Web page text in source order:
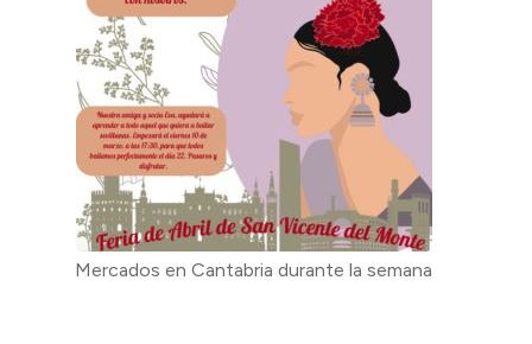
Mercados en Cantabria durante la semana